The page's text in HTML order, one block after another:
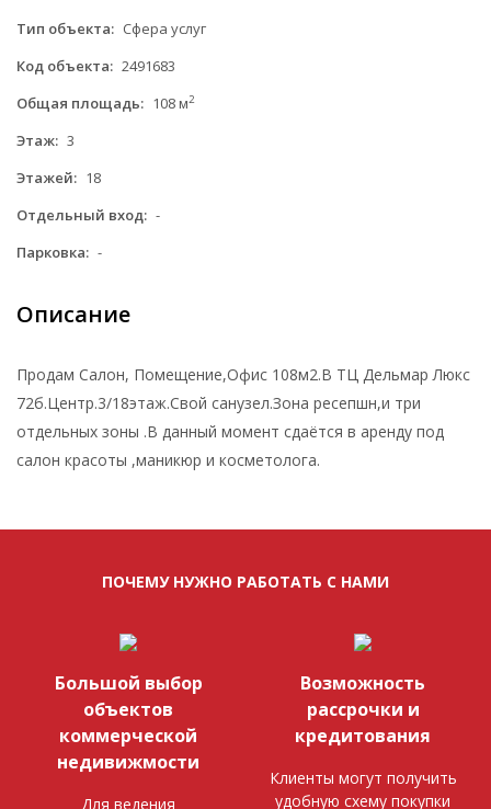
Тип объекта: Сфера услуг
Код объекта: 2491683
Общая площадь: 108 м2
Этаж: 3
Этажей: 18
Отдельный вход: -
Парковка: -
Описание
Продам Салон, Помещение,Офис 108м2.В ТЦ Дельмар Люкс
72б.Центр.3/18этаж.Свой санузел.Зона ресепшн,и три
отдельных зоны .В данный момент сдаётся в аренду под
салон красоты ,маникюр и косметолога.
ПОЧЕМУ НУЖНО РАБОТАТЬ С НАМИ
Большой выбор
объектов
коммерческой
недивижмости
Для ведения
Возможность
рассрочки и
кредитования
Клиенты могут получить
удобную схему покупки